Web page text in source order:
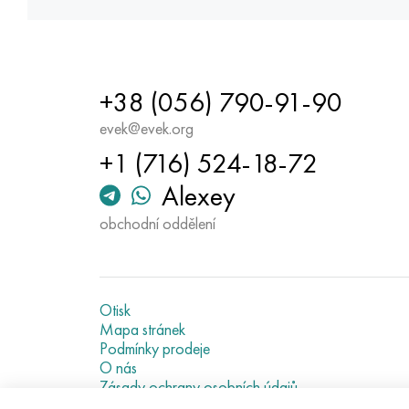
+38 (056) 790-91-90
evek@evek.org
+1 (716) 524-18-72
Alexey
obchodní oddělení
Otisk
Mapa stránek
Podmínky prodeje
O nás
Zásady ochrany osobních údajů